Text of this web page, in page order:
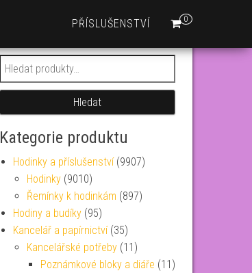
0
PŘÍSLUŠENSTVÍ
Hledat:
Hledat
Kategorie produktu
Hodinky a příslušenství (9907)
Hodinky (9010)
Řemínky k hodinkám (897)
Hodiny a budíky (95)
Kancelář a papírnictví (35)
Kancelářské potřeby (11)
Poznámkové bloky a diáře (11)